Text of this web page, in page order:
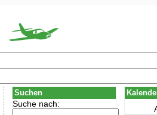
Suchen
Suche nach: